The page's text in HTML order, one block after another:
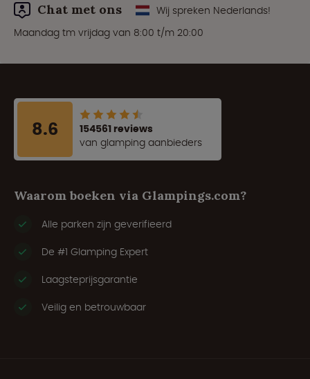
Chat met ons
Wij spreken Nederlands!
Maandag tm vrijdag van 8:00 t/m 20:00
8.6
154561 reviews
van glamping aanbieders
Waarom boeken via Glampings.com?
Alle parken zijn geverifieerd
De #1 Glamping Expert
Laagsteprijsgarantie
Veilig en betrouwbaar